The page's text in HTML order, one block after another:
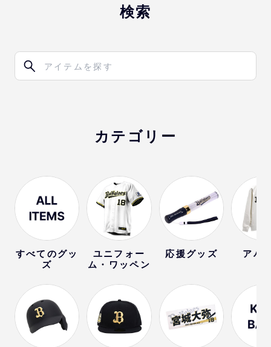
検索
カテゴリー
すべてのグッ
ズ
ユニフォー
ム・ワッペン
応援グッズ アパ